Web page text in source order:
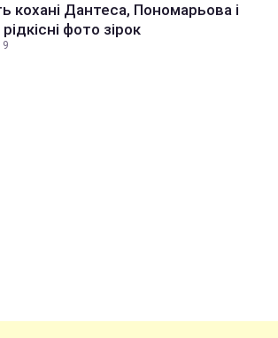
кохані Дантеса, Пономарьова і
фото зірок